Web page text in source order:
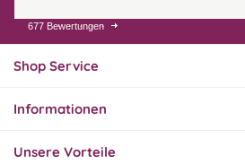
31.07.26
Super schnelle Lieferung,
hervorragend. Gerne
677 Bewertungen
Shop Service
Informationen
Unsere Vorteile